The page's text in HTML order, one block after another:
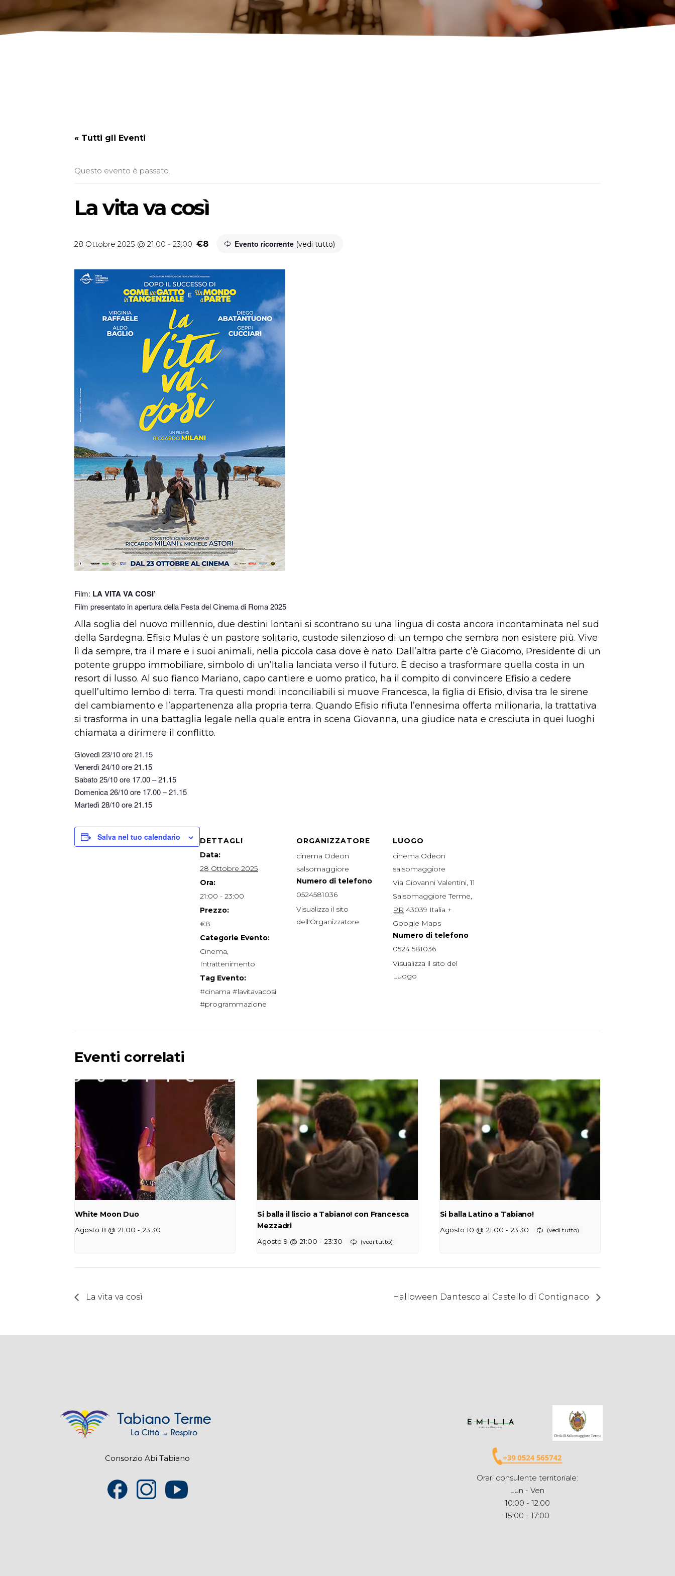
« Tutti gli Eventi
Questo evento è passato.
La vita va così
28 Ottobre 2025 @ 21:00 - 23:00 Evento ricorrente (vedi tutto)
€8
Film: LA VITA VA COSI’
Film presentato in apertura della Festa del Cinema di Roma 2025
Alla soglia del nuovo millennio, due destini lontani si scontrano su una lingua di costa ancora incontaminata nel sud
della Sardegna. Efisio Mulas è un pastore solitario, custode silenzioso di un tempo che sembra non esistere più. Vive
lì da sempre, tra il mare e i suoi animali, nella piccola casa dove è nato. Dall’altra parte c’è Giacomo, Presidente di un
potente gruppo immobiliare, simbolo di un’Italia lanciata verso il futuro. È deciso a trasformare quella costa in un
resort di lusso. Al suo fianco Mariano, capo cantiere e uomo pratico, ha il compito di convincere Efisio a cedere
quell’ultimo lembo di terra. Tra questi mondi inconciliabili si muove Francesca, la figlia di Efisio, divisa tra le sirene
del cambiamento e l’appartenenza alla propria terra. Quando Efisio rifiuta l’ennesima offerta milionaria, la trattativa
si trasforma in una battaglia legale nella quale entra in scena Giovanna, una giudice nata e cresciuta in quei luoghi
chiamata a dirimere il conflitto.
Giovedì 23/10 ore 21.15
Venerdì 24/10 ore 21.15
Sabato 25/10 ore 17.00 – 21.15
Domenica 26/10 ore 17.00 – 21.15
Martedì 28/10 ore 21.15
Salva nel tuo calendario
DETTAGLI
Data:
28 Ottobre 2025
Ora:
21:00 - 23:00
Prezzo:
€8
Categorie Evento:
Cinema,
Intrattenimento
Tag Evento:
#cinama #lavitavacosi
#programmazione
ORGANIZZATORE
cinema Odeon
salsomaggiore
Numero di telefono
0524581036
Visualizza il sito
dell'Organizzatore
LUOGO
cinema Odeon
salsomaggiore
Via Giovanni Valentini, 11
Salsomaggiore Terme,
PR 43039 Italia +
Google Maps
Numero di telefono
0524 581036
Visualizza il sito del
Luogo
Eventi correlati
White Moon Duo
Agosto 8 @ 21:00 - 23:30
Si balla il liscio a Tabiano! con Francesca
Mezzadri
Agosto 9 @ 21:00 - 23:30
Si balla Latino a Tabiano!
Agosto 10 @ 21:00 - 23:30
La vita va così Halloween Dantesco al Castello di Contignaco
Consorzio Abi Tabiano
Orari consulente territoriale:
Lun - Ven
10:00 - 12:00
15:00 - 17:00